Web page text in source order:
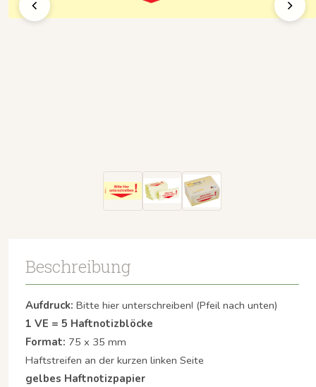
Beschreibung
Aufdruck: Bitte hier unterschreiben! (Pfeil nach unten)
1 VE = 5 Haftnotizblöcke
Format: 75 x 35 mm
Haftstreifen an der kurzen linken Seite
gelbes Haftnotizpapier